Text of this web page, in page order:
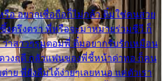
รือ อยากเชื่อถือก็ไม่กล้า ติ๋มใช่คนสวย
งตรึงตรา พี่หรือจะมาหมายร่วมชีวี ก็
าสาวๆรุมตอมพี่ ติ๋มอยากรับรักเหมือน
วงฤดี กลัวแฟนของพี่ชี้หน้าด่าทอ ก็คน
าย พี่ยังลืมได้ง่ายๆเลยหนอ แค่ตัวเรา